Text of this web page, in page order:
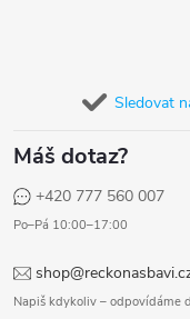
Sledovat
Máš dotaz?
+420 777 560 007
Po–Pá 10:00–17:00
Napiš kdykoliv – odpovídáme